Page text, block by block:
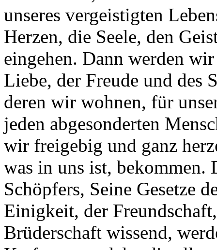
unseres vergeistigten
Herzen, die Seele, den
eingehen. Dann werden
Liebe, der Freude und des
deren wir wohnen, für
jeden abgesonderten
wir freigebig und ganz
was in uns ist, bekommen.
Schöpfers, Seine Gesetze
Einigkeit, der
Brüderschaft wissend,